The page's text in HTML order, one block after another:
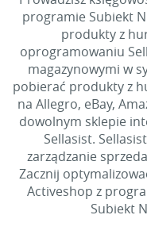
programie Subiekt
produkty z
oprogramowaniu
magazynowymi w
pobierać produkty z
na Allegro, eBay,
dowolnym sklepie
Sellasist.
zarządzanie
Zacznij
Activeshop z
Subiekt